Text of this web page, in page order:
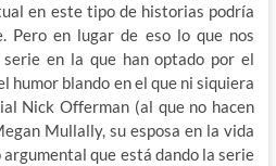
en este tipo de historias podría
Pero en lugar de eso lo que nos
en la que han optado por el
humor blando en el que ni siquiera
Nick Offerman (al que no hacen
Mullally, su esposa en la vida
que está dando la serie